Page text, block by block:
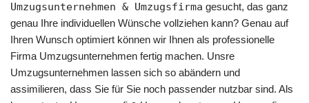
Umzugsunternehmen & Umzugsfirma gesucht, das ganz
genau Ihre individuellen Wünsche vollziehen kann? Genau auf
Ihren Wunsch optimiert können wir Ihnen als professionelle
Firma Umzugsunternehmen fertig machen. Unsre
Umzugsunternehmen lassen sich so abändern und
assimilieren, dass Sie für Sie noch passender nutzbar sind. Als